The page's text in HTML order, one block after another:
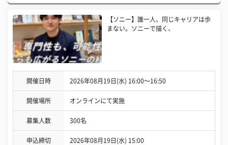
【ソニー】誰一人、同じキャリアは歩
まない。ソニーで描く、
開催日時 2026年08月19日(水) 16:00〜16:50
開催場所 オンラインにて実施
募集人数 300名
申込締切 2026年08月19日(水) 15:00